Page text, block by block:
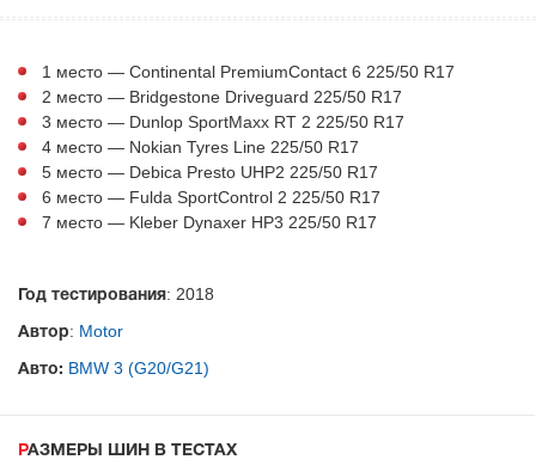
1 место — Continental PremiumContact 6 225/50 R17
2 место — Bridgestone Driveguard 225/50 R17
3 место — Dunlop SportMaxx RT 2 225/50 R17
4 место — Nokian Tyres Line 225/50 R17
5 место — Debica Presto UHP2 225/50 R17
6 место — Fulda SportControl 2 225/50 R17
7 место — Kleber Dynaxer HP3 225/50 R17
Год тестирования: 2018
Автор: Motor
Авто: BMW 3 (G20/G21)
РАЗМЕРЫ ШИН В ТЕСТАХ